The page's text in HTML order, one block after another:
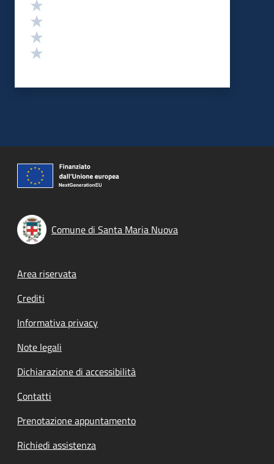
Comune di Santa Maria Nuova
Footer menu
Area riservata
Crediti
Informativa privacy
Note legali
Dichiarazione di accessibilità
Contatti
Prenotazione appuntamento
Richiedi assistenza